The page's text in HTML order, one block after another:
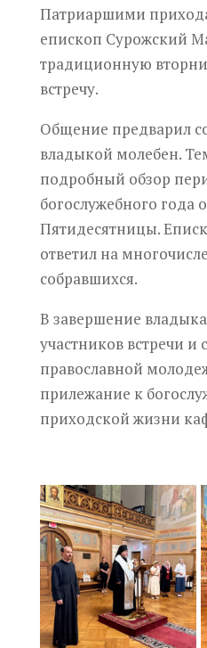
Патриаршими
епископ Сурожский
традиционную
встречу.
Общение предварил
владыкой молебен.
подробный обзор
богослужебного года
Пятидесятницы.
ответил на
собравшихся.
В завершение
участников встречи и
православной
прилежание к
приходской жизни